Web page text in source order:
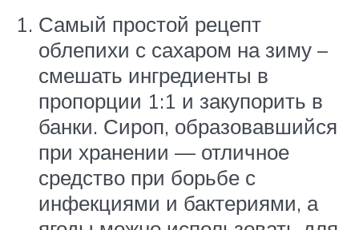
Самый простой рецепт
облепихи с сахаром на зиму –
смешать ингредиенты в
пропорции 1:1 и закупорить в
банки. Сироп, образовавшийся
при хранении — отличное
средство при борьбе с
инфекциями и бактериями, а